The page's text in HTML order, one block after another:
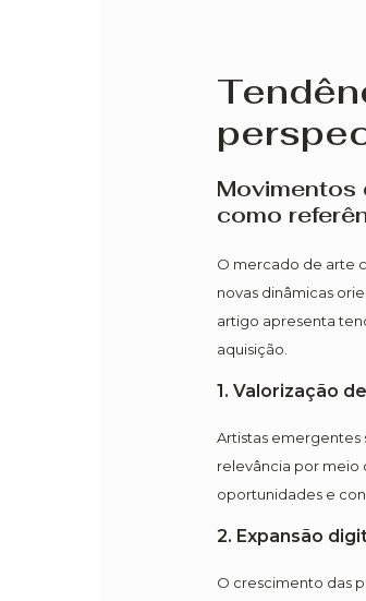
Movimentos
como
O mercado de arte
novas dinâmicas
artigo apresenta
aquisição.
1. Valorização
Artistas emergentes
relevância por meio
oportunidades e
2. Expansão
O crescimento das